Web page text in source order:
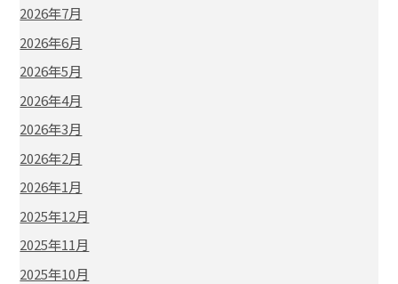
2026年7月
2026年6月
2026年5月
2026年4月
2026年3月
2026年2月
2026年1月
2025年12月
2025年11月
2025年10月